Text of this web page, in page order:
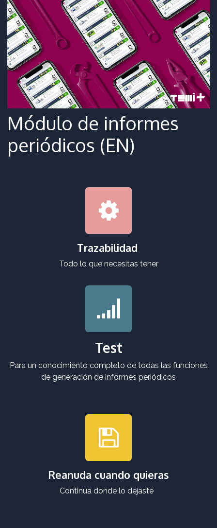
Módulo de informes
periódicos (EN)
Trazabilidad
Todo lo que necesitas tener
Test
Para un conocimiento completo de todas las funciones
de generación de informes periódicos
Reanuda cuando quieras
Continúa donde lo dejaste